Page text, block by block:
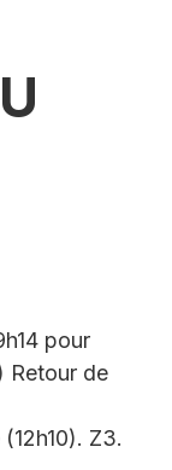
pour
Retour de
Z3.